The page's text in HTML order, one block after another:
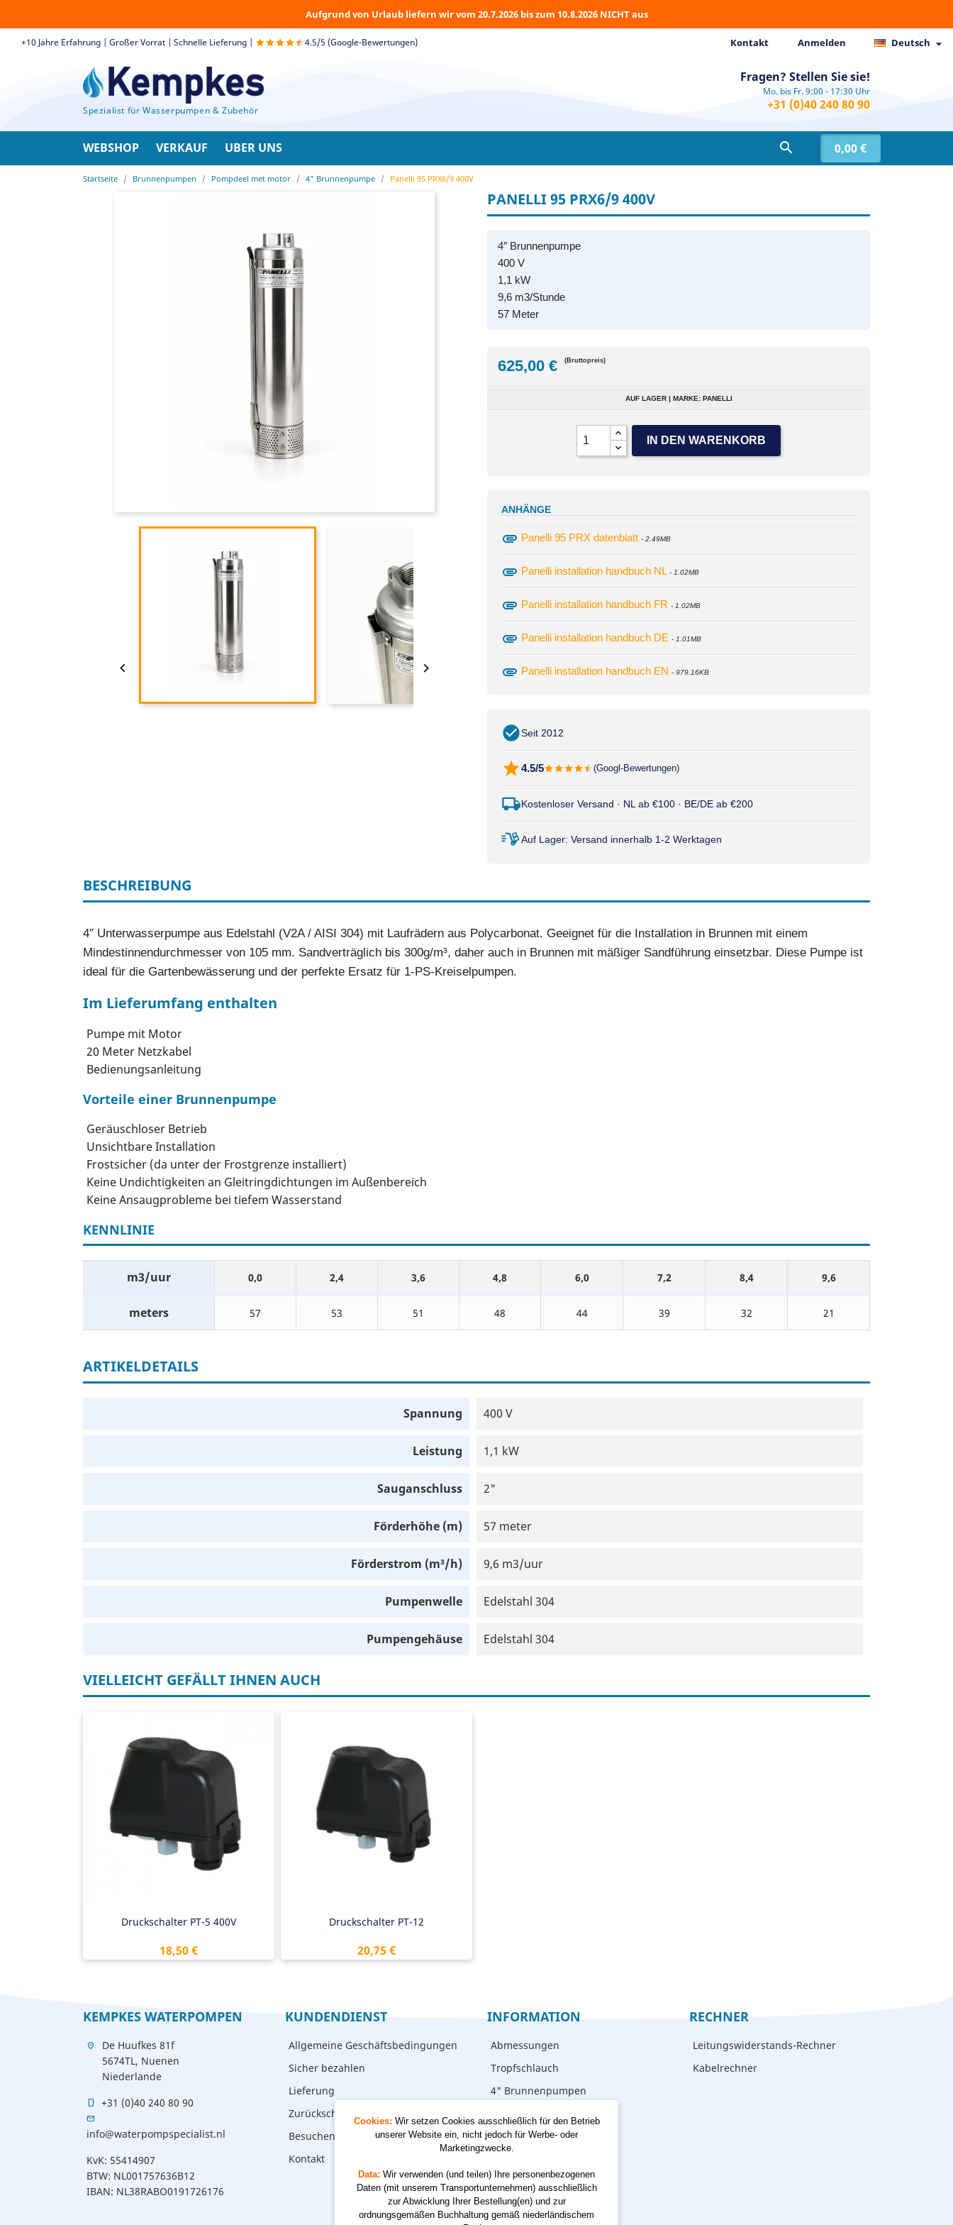
Aufgrund von Urlaub liefern wir vom 20.7.2026 bis zum 10.8.2026 NICHT aus
+10 Jahre Erfahrung | Großer Vorrat | Schnelle Lieferung | 4.5/5 (Google-Bewertungen) Kontakt Anmelden Deutsch 
Spezialist für Wasserpumpen & Zubehör
Fragen? Stellen Sie sie!
Mo. bis Fr. 9:00 - 17:30 Uhr
+31 (0)40 240 80 90
0,00 €

WEBSHOP VERKAUF UBER UNS
Startseite Brunnenpumpen Pompdeel met motor 4" Brunnenpumpe Panelli 95 PRX6/9 400V
 
PANELLI 95 PRX6/9 400V
4″ Brunnenpumpe
400 V
1,1 kW
9,6 m3/Stunde
57 Meter
625,00 € (Bruttopreis)
AUF LAGER | MARKE: PANELLI
IN DEN WARENKORB
ANHÄNGE
attachment Panelli 95 PRX datenblatt - 2.49MB
attachment Panelli installation handbuch NL - 1.02MB
attachment Panelli installation handbuch FR - 1.02MB
attachment Panelli installation handbuch DE - 1.01MB
attachment Panelli installation handbuch EN - 979.16KB
Seit 2012
4.5/5 (Googl-Bewertungen)
Kostenloser Versand · NL ab €100 · BE/DE ab €200
Auf Lager: Versand innerhalb 1-2 Werktagen
BESCHREIBUNG
4″ Unterwasserpumpe aus Edelstahl (V2A / AISI 304) mit Laufrädern aus Polycarbonat. Geeignet für die Installation in Brunnen mit einem
Mindestinnendurchmesser von 105 mm. Sandverträglich bis 300g/m³, daher auch in Brunnen mit mäßiger Sandführung einsetzbar. Diese Pumpe ist
ideal für die Gartenbewässerung und der perfekte Ersatz für 1-PS-Kreiselpumpen.
Im Lieferumfang enthalten
Pumpe mit Motor
20 Meter Netzkabel
Bedienungsanleitung
Vorteile einer Brunnenpumpe
Geräuschloser Betrieb
Unsichtbare Installation
Frostsicher (da unter der Frostgrenze installiert)
Keine Undichtigkeiten an Gleitringdichtungen im Außenbereich
Keine Ansaugprobleme bei tiefem Wasserstand
KENNLINIE
m3/uur 0,0 2,4 3,6 4,8 6,0 7,2 8,4 9,6
meters 57 53 51 48 44 39 32 21
ARTIKELDETAILS
Spannung 400 V
Leistung 1,1 kW
Sauganschluss 2"
Förderhöhe (m) 57 meter
Förderstrom (m³/h) 9,6 m3/uur
Pumpenwelle Edelstahl 304
Pumpengehäuse Edelstahl 304
VIELLEICHT GEFÄLLT IHNEN AUCH
Druckschalter PT-5 400V
Preis
18,50 €
Druckschalter
400 Volt
Max. 16 ampère
Einstellbar zwischen 1,0 und 5,0 bar
1/4" IG für den hinteren Anschluss
Druckschalter PT-12
Preis
20,75 €
Druckschalter
400 Volt
Max. 16 ampère
Einstellbar zwischen 3,0 und 12,0
bar
1/4" IG für den hinteren Anschluss
KEMPKES WATERPOMPEN
location_on
De Huufkes 81f
5674TL, Nuenen
Niederlande
mobile +31 (0)40 240 80 90
mail
info@waterpompspecialist.nl
KvK: 55414907
BTW: NL001757636B12
IBAN: NL38RABO0191726176
KUNDENDIENST
Allgemeine Geschäftsbedingungen
Sicher bezahlen
Lieferung
Zurückschicken
Besuchen – abholen
Kontakt
INFORMATION
Abmessungen
Tropfschlauch
4" Brunnenpumpen
RECHNER
Leitungswiderstands-Rechner
Kabelrechner
Cookies: Wir setzen Cookies ausschließlich für den Betrieb
unserer Website ein, nicht jedoch für Werbe- oder
Marketingzwecke.
Data: Wir verwenden (und teilen) Ihre personenbezogenen
Daten (mit unserem Transportunternehmen) ausschließlich
zur Abwicklung Ihrer Bestellung(en) und zur
ordnungsgemäßen Buchhaltung gemäß niederländischem